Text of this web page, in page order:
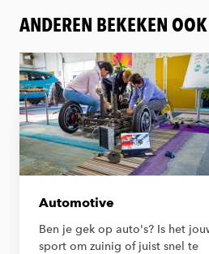
ANDEREN BEKEKEN OOK
Automotive
Ben je gek op auto's? Is het
sport om zuinig of juist snel te